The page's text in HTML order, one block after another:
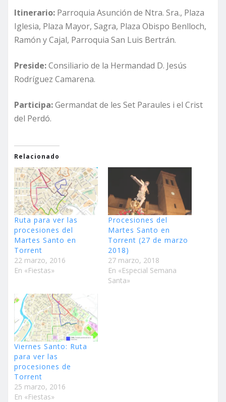
Itinerario: Parroquia Asunción de Ntra. Sra., Plaza
Iglesia, Plaza Mayor, Sagra, Plaza Obispo Benlloch,
Ramón y Cajal, Parroquia San Luis Bertrán.
Preside:Consiliario de la Hermandad D. Jesús
Rodríguez Camarena.
Participa:Germandat de les Set Paraules i el Crist
del Perdó.
Relacionado
Ruta para ver las
procesiones del
Martes Santo en
Torrent
22 marzo, 2016
En «Fiestas»
Procesiones del
Martes Santo en
Torrent (27 de marzo
2018)
27 marzo, 2018
En «Especial Semana
Santa»
Viernes Santo: Ruta
para ver las
procesiones de
Torrent
25 marzo, 2016
En «Fiestas»